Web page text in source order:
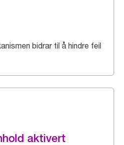
bidrar til å hindre feil
aktivert